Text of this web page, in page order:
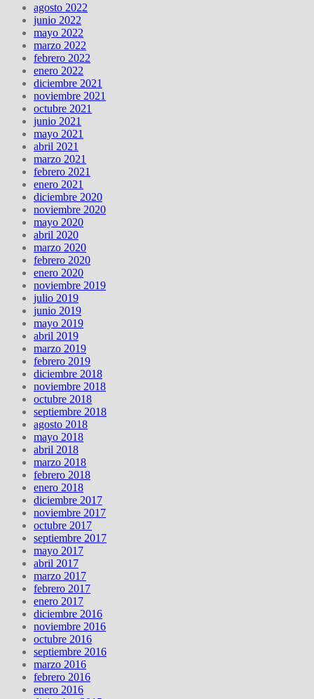
agosto 2022
junio 2022
mayo 2022
marzo 2022
febrero 2022
enero 2022
diciembre 2021
noviembre 2021
octubre 2021
junio 2021
mayo 2021
abril 2021
marzo 2021
febrero 2021
enero 2021
diciembre 2020
noviembre 2020
mayo 2020
abril 2020
marzo 2020
febrero 2020
enero 2020
noviembre 2019
julio 2019
junio 2019
mayo 2019
abril 2019
marzo 2019
febrero 2019
diciembre 2018
noviembre 2018
octubre 2018
septiembre 2018
agosto 2018
mayo 2018
abril 2018
marzo 2018
febrero 2018
enero 2018
diciembre 2017
noviembre 2017
octubre 2017
septiembre 2017
mayo 2017
abril 2017
marzo 2017
febrero 2017
enero 2017
diciembre 2016
noviembre 2016
octubre 2016
septiembre 2016
marzo 2016
febrero 2016
enero 2016